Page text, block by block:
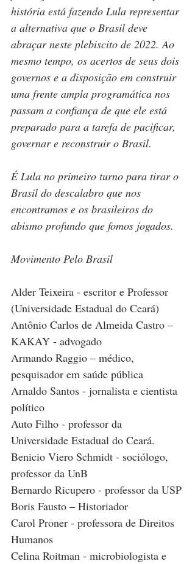
história está fazendo Lula representar
a alternativa que o Brasil deve
abraçar neste plebiscito de 2022. Ao
mesmo tempo, os acertos de seus dois
governos e a disposição em construir
uma frente ampla programática nos
passam a confiança de que ele está
preparado para a tarefa de pacificar,
governar e reconstruir o Brasil.
É Lula no primeiro turno para tirar o
Brasil do descalabro que nos
encontramos e os brasileiros do
abismo profundo que fomos jogados.
Movimento Pelo Brasil
Alder Teixeira - escritor e Professor
(Universidade Estadual do Ceará)
Antônio Carlos de Almeida Castro –
KAKAY - advogado
Armando Raggio – médico,
pesquisador em saúde pública
Arnaldo Santos - jornalista e cientista
político
Auto Filho - professor da
Universidade Estadual do Ceará.
Benicio Viero Schmidt - sociólogo,
professor da UnB
Bernardo Ricupero - professor da USP
Boris Fausto – Historiador
Carol Proner - professora de Direitos
Humanos
Celina Roitman - microbiologista e